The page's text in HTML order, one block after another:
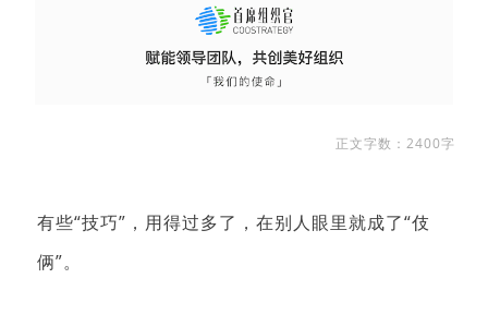
正文字数：2400字
有些“技巧”，用得过多了，在别人眼里就成了“伎
俩”。